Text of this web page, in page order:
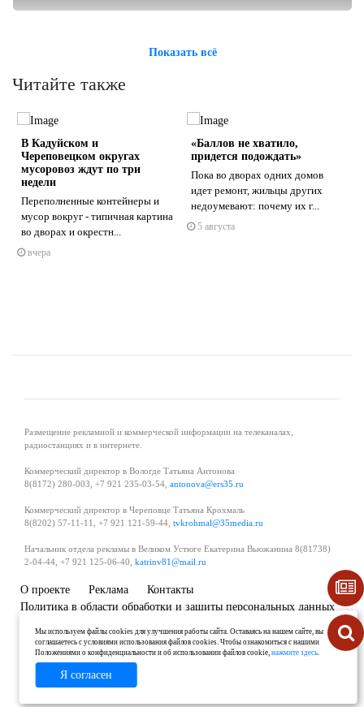
Показать всё
Читайте также
В Кадуйском и
Череповецком округах
мусоровоз ждут по три
недели
Переполненные контейнеры и
мусор вокруг - типичная картина
во дворах и окрестн...
вчера
«Баллов не хватило,
придется подождать»
Пока во дворах одних домов
идет ремонт, жильцы других
недоумевают: почему их г...
5 августа
Размещение рекламной и коммерческой информации на телеканалах,
радиостанциях и в интернете.
Коммерческий директор в Вологде Татьяна Антонова
8(8172) 280-003, +7 921 235-03-54, antonova@ers35.ru
Коммерческий директор в Череповце Татьяна Крохмаль
8(8202) 57-11-11, +7 921 121-59-44, tvkrohmal@35media.ru
Начальник отдела рекламы в Великом Устюге Екатерина Вьюжанина 8(81738)
2-04-44, +7 921 125-06-40, katrinv81@mail.ru
О проекте Реклама
Контакты
Политика в области обработки и защиты персональных данных
Мы используем файлы cookies для улучшения работы сайта. Оставаясь на нашем сайте, вы
соглашаетесь с условиями использования файлов cookies. Чтобы ознакомиться с нашими
Положениями о конфиденциальности и об использовании файлов cookie,нажмите здесь.
Я согласен